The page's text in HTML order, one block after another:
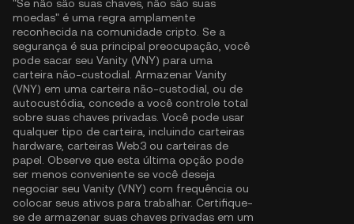
"Se não são suas chaves, não são suas
moedas" é uma regra amplamente
reconhecida na comunidade cripto. Se a
segurança é sua principal preocupação, você
pode sacar seu Vanity (VNY) para uma
carteira não-custodial. Armazenar Vanity
(VNY) em uma carteira não-custodial, ou de
autocustódia, concede a você controle total
sobre suas chaves privadas. Você pode usar
qualquer tipo de carteira, incluindo carteiras
hardware, carteiras Web3 ou carteiras de
papel. Observe que esta última opção pode
ser menos conveniente se você deseja
negociar seu Vanity (VNY) com frequência ou
colocar seus ativos para trabalhar. Certifique-
se de armazenar suas chaves privadas em um